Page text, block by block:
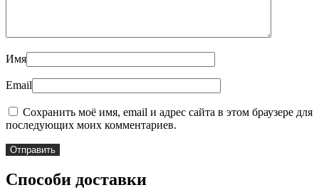
Имя
Email
Сохранить моё имя, email и адрес сайта в этом браузере для
последующих моих комментариев.
Способи доставки